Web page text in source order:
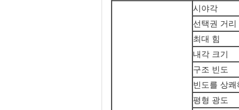
시야각
선택권 거리
최대 힘
내각 크기
구조 빈도
빈도를 상쾌
평형 광도